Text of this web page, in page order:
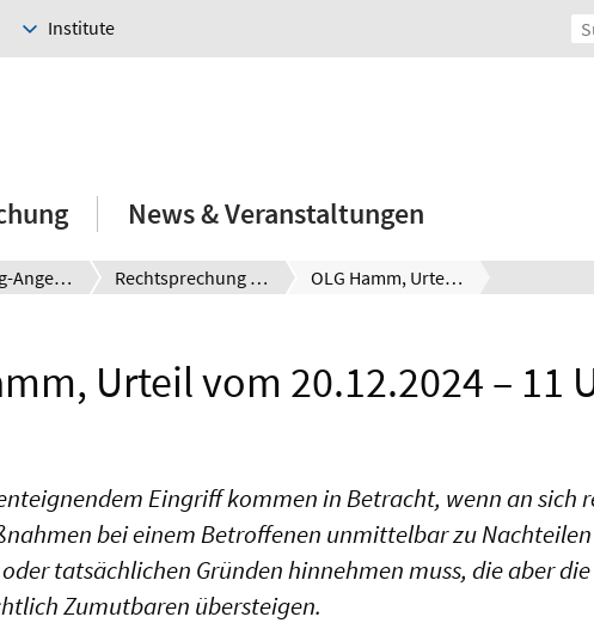
Institute
News & Veranstaltungen
E-Learning-Angebote Rechtsprechung kompakt OLG Hamm, Urteil vom 20.12.2024 – 11 U 56/24
Urteil vom 20.12.2024 – 11
Eingriff kommen in Betracht, wenn an sich
bei einem Betroffenen unmittelbar zu
tatsächlichen Gründen hinnehmen muss, die aber
Zumutbaren übersteigen.